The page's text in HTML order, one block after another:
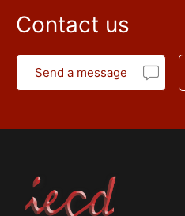
Contact us
Send a message